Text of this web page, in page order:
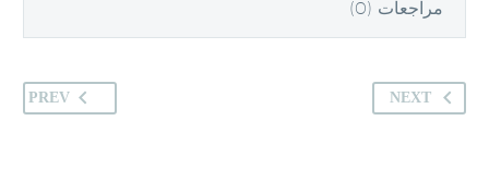
مراجعات (0)
PREV NEXT